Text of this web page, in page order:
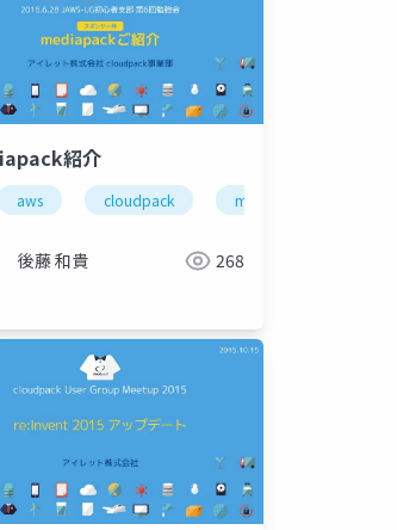
紹介
aws cloudpack mediapack
後藤 和貴 268